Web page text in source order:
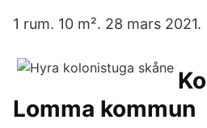
1 rum. 10 m². 28 mars 2021.
Lomma kommun